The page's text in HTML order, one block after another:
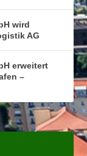
wird
AG
erweitert
–